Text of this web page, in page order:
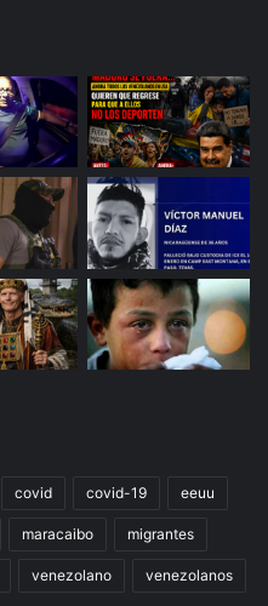
covid covid-19 eeuu
maracaibo migrantes
venezolano venezolanos